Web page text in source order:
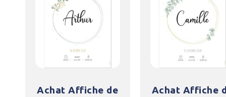
Achat Affiche de
Achat Affiche